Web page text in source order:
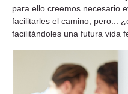
para ello creemos necesario
facilitarles el camino, pero...
facilitándoles una futura vida